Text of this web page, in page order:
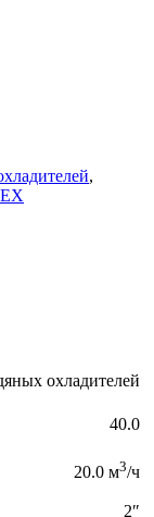
,
охладителей
40.0
20.0 м3/ч
2″